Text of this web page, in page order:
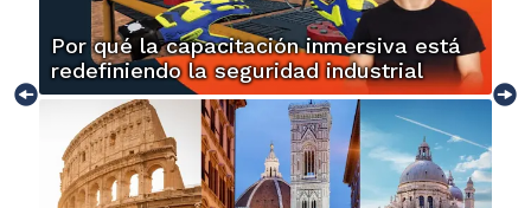
Por qué la capacitación inmersiva está
redefiniendo la seguridad industrial